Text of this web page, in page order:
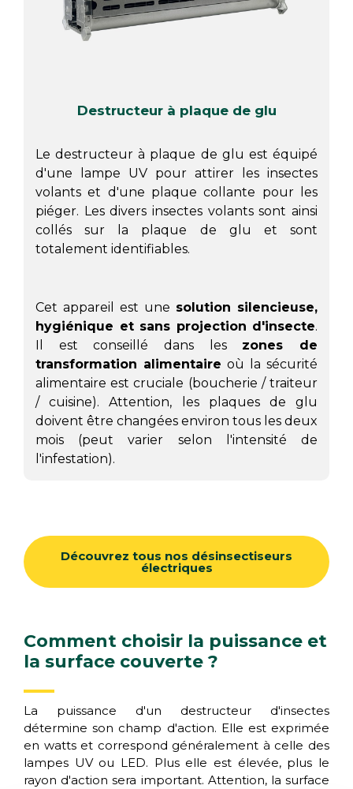
Destructeur à plaque de glu
Le destructeur à plaque de glu est équipé
d'une lampe UV pour attirer les insectes
volants et d'une plaque collante pour les
piéger. Les divers insectes volants sont ainsi
collés sur la plaque de glu et sont
totalement identifiables.
Cet appareil est une solution silencieuse,
hygiénique et sans projection d'insecte.
Il est conseillé dans les zones de
transformation alimentaire où la sécurité
alimentaire est cruciale (boucherie / traiteur
/ cuisine). Attention, les plaques de glu
doivent être changées environ tous les deux
mois (peut varier selon l'intensité de
l'infestation).
Découvrez tous nos désinsectiseurs
électriques
Comment choisir la puissance et
la surface couverte ?
La puissance d'un destructeur d'insectes
détermine son champ d'action. Elle est exprimée
en watts et correspond généralement à celle des
lampes UV ou LED. Plus elle est élevée, plus le
rayon d'action sera important. Attention, la surface